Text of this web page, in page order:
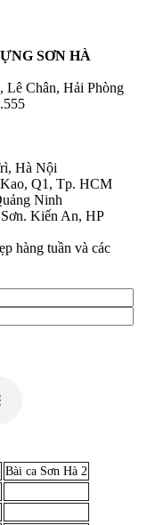
SƠN HÀ
Lê Chân, Hải Phòng
Hà Nội
Q1, Tp. HCM
Ninh
Kiến An, HP
hàng tuần và các
Bài ca Sơn Hà 2